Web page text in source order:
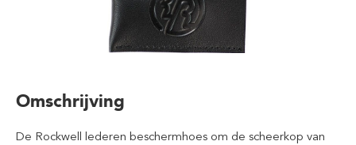
Omschrijving
De Rockwell lederen beschermhoes om de scheerkop van